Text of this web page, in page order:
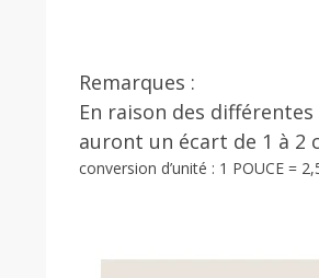
Remarques :
En raison des
auront un écart de 1 à 2
conversion d’unité : 1 POUCE =